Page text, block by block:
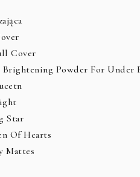
Cover
Brightening Powder For Under
Star
Of Hearts
Mattes